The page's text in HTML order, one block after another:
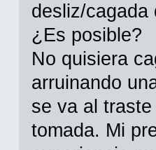
desliz/cagada
¿Es posible?
No quisiera
arruinando
se va al
tomada. Mi